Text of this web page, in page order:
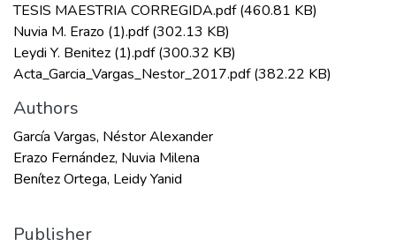
TESIS MAESTRIA CORREGIDA.pdf(460.81 KB)
Nuvia M. Erazo (1).pdf(302.13 KB)
Leydi Y. Benitez (1).pdf(300.32 KB)
Acta_Garcia_Vargas_Nestor_2017.pdf(382.22 KB)
Authors
García Vargas, Néstor Alexander
Erazo Fernández, Nuvia Milena
Benítez Ortega, Leidy Yanid
Publisher